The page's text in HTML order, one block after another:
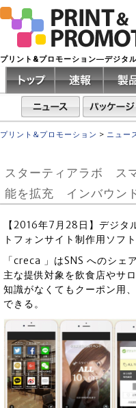
プリント&プロモーション―デジタ
プリント&プロモーション > ニュー
スターティアラボ ス
能を拡充 インバウン
【2016年7月28日】デジタ
トフォンサイト制作用ソフ
「creca 」はSNS へのシェ
主な提供対象を飲食店やサ
知識がなくてもクーポン用
できる。